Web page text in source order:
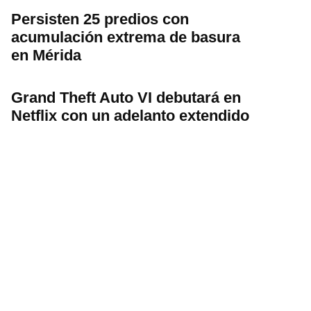
Persisten 25 predios con
acumulación extrema de basura
en Mérida
Grand Theft Auto VI debutará en
Netflix con un adelanto extendido